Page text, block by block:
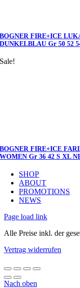
BOGNER FIRE+ICE
DUNKELBLAU Gr 50 52
Sale!
BOGNER FIRE+ICE
WOMEN Gr 36 42 S XL
SHOP
ABOUT
PROMOTIONS
NEWS
Page load link
Alle Preise inkl. der
Vertrag widerrufen
Nach oben